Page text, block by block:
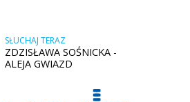
SŁUCHAJ TERAZ
ZDZISŁAWA SOŚNICKA -
ALEJA GWIAZD